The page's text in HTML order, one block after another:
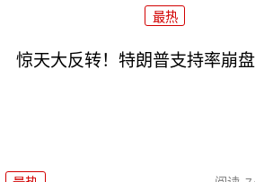
最热
惊天大反转！特朗普支持率崩